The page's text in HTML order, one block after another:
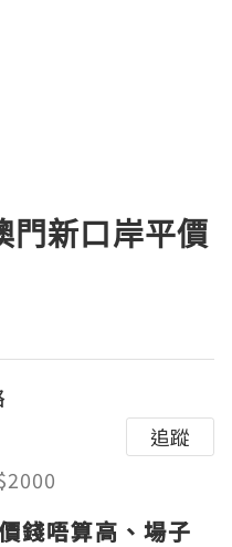
門新口岸平價
追蹤
錢唔算高、場子